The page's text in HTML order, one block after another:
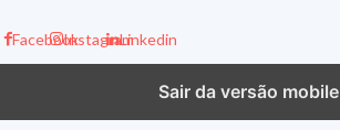
FacebookInstagramLinkedin
Sair da versão mobile